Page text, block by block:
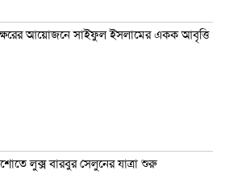
আয়োজনে সাইফুল ইসলামের একক আবৃত্তি
লুক্স বারবুর সেলুনের যাত্রা শুরু